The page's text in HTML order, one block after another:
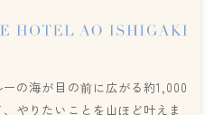
の海が目の前に広がる約1,000
やりたいことを山ほど叶えま